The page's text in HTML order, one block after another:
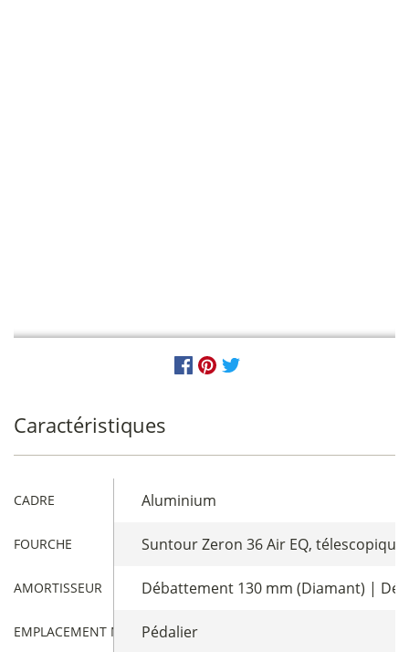
Caractéristiques
CADRE Aluminium
FOURCHE Suntour Zeron 36 Air EQ,
AMORTISSEUR Débattement 130 mm (Diamant) |
EMPLACEMENT MOTEURPédalier